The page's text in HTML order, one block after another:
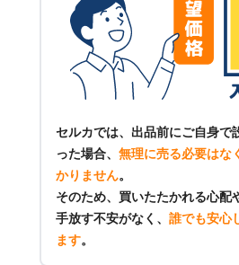
セルカでは、出品前にご自身で
った場合、 無理に売る必要はな
かりません。
そのため、買いたたかれる心配
手放す不安がなく、 誰でも安心
ます。